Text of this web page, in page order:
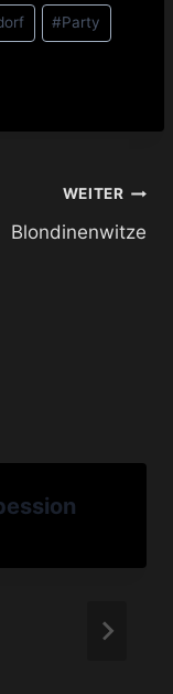
#Party
WEITER
Blondinenwitze